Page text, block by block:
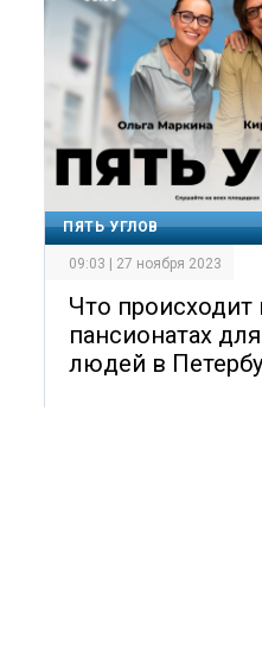
ПЯТЬ УГЛОВ
09:03 | 27 ноября 2023
Что происходит
пансионатах
людей в